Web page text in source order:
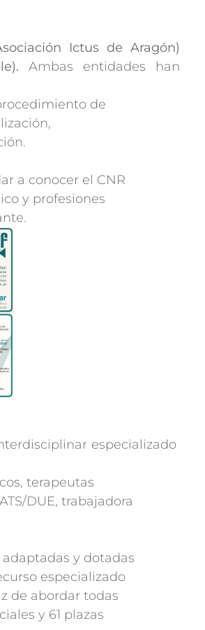
Ictus de Aragón)
Ambas entidades han
de
a conocer el CNR
y profesiones
especializado
terapeutas
DUE, trabajadora
y dotadas
especializado
de abordar todas
y 61 plazas